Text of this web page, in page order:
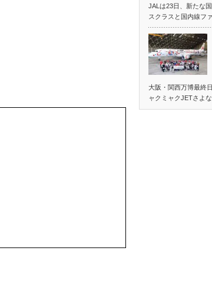
JALは23日、新たな
スクラスと国内線フ
大阪・関西万博最終
ャクミャクJETさよ